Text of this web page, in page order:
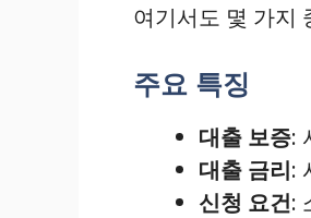
여기서도 몇 가지
주요 특징
대출 보증:
대출 금리:
신청 요건: